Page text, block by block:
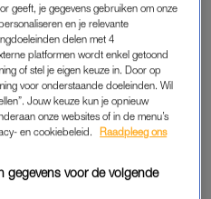
wel nodig, toch?
tijdens de zwangerschap of
Maar als er geen complicaties
problemen zorgen. Een knip
na de bevalling dan als
gynaecologen en
de vraag die ik stel is:
geeft, je gegevens gebruiken om onze
en je relevante
delen met 4
platformen wordt enkel getoond
of stel je eigen keuze in. Door op
voor onderstaande doeleinden. Wil
Jouw keuze kun je opnieuw
onze websites of in de menu’s
en cookiebeleid.
Raadpleeg ons
gegevens voor de volgende